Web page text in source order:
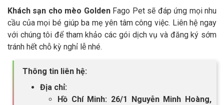
Khách sạn cho mèo Golden Fago Pet sẽ đáp ứng mọi nhu
cầu của mọi bé giúp ba mẹ yên tâm công việc. Liên hệ ngay
với chúng tôi để tham khảo các gói dịch vụ và đăng ký sớm
tránh hết chỗ kỳ nghỉ lễ nhé.
Thông tin liên hệ:
Địa chỉ:
Hồ Chí Minh: 26/1 Nguyễn Minh Hoàng,